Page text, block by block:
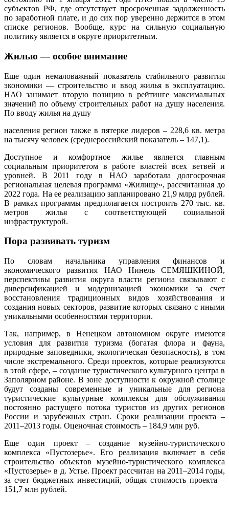
субъектов РФ, где отсутствует просроченная задолженность
по заработной плате, и до сих пор уверенно держится в этом
списке регионов. Вообще, курс на сильную социальную
политику является в округе приоритетным.
Жилью — особое внимание
Еще один немаловажный показатель стабильного развития
экономики — строительство и ввод жилья в эксплуатацию.
НАО занимает вторую позицию в рейтинге максимальных
значений по объему строительных работ на душу населения.
По вводу жилья на душу
населения регион также в пятерке лидеров – 228,6 кв. метра
на тысячу человек (среднероссийский показатель – 147,1).
Доступное и комфортное жилье является главным
социальным приоритетом в работе властей всех ветвей и
уровней. В 2011 году в НАО заработала долгосрочная
региональная целевая программа «Жилище», рассчитанная до
2022 года. На ее реализацию запланировано 21,9 млрд рублей.
В рамках программы предполагается построить 270 тыс. кв.
метров жилья с соответствующей социальной
инфраструктурой.
Пора развивать туризм
По словам начальника управления финансов и
экономического развития НАО Нинель СЕМЯШКИНОЙ,
перспективы развития округа власти региона связывают с
диверсификацией и модернизацией экономики за счет
восстановления традиционных видов хозяйствования и
создания новых секторов, развитие которых связано с иными
уникальными особенностями территории.
Так, например, в Ненецком автономном округе имеются
условия для развития туризма (богатая флора и фауна,
природные заповедники, экологическая безопасность), в том
числе экстремального. Среди проектов, которые реализуются
в этой сфере, – создание туристического культурного центра в
Заполярном районе. В зоне доступности к окружной столице
будут созданы современные и уникальные для региона
туристические культурные комплексы для обслуживания
постоянно растущего потока туристов из других регионов
России и зарубежных стран. Сроки реализации проекта –
2011–2013 годы. Оценочная стоимость – 184,9 млн руб.
Еще один проект – создание музейно-туристического
комплекса «Пустозерье». Его реализация включает в себя
строительство объектов музейно-туристического комплекса
«Пустозерье» в д. Устье. Проект рассчитан на 2011–2014 годы,
за счет бюджетных инвестиций, общая стоимость проекта –
151,7 млн рублей.